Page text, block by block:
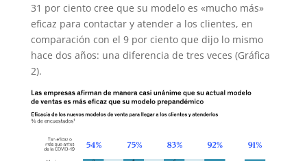
31 por ciento cree que su modelo es «mucho más»
eficaz para contactar y atender a los clientes, en
comparación con el 9 por ciento que dijo lo mismo
hace dos años: una diferencia de tres veces (Gráfica
2).